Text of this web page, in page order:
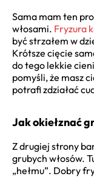
Sama mam ten
włosami. Fryzura
być strzałem w
Krótsze cięcie
do tego lekkie
pomyśli, że masz
potrafi zdziałać
Jak okiełznać
Z drugiej strony
grubych włosów.
„hełmu”. Dobry